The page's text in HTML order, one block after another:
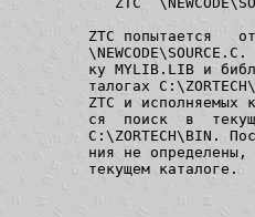
ZTC попытается
ку MYLIB.LIB и
талогах
ZTC и исполняемых
ся  поиск  в
C:\ZORTECH\BIN.
ния не определены,
текущем каталоге.